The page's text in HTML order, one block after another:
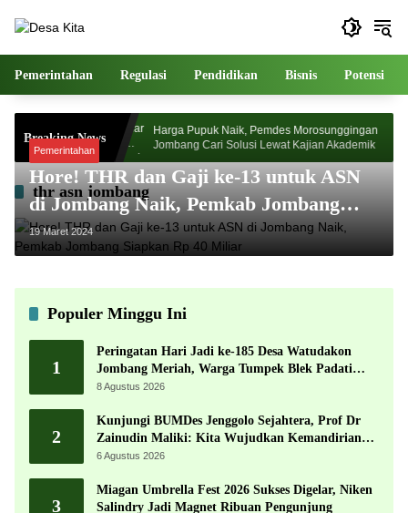
Pemerintahan Regulasi Pendidikan Bisnis Potensi
Breaking News
Watudakon
Blek Padati
Harga Pupuk Naik, Pemdes Morosunggingan
Jombang Cari Solusi Lewat Kajian Akademik
thr asn jombang
Pemerintahan
Hore! THR dan Gaji ke-13 untuk ASN
di Jombang Naik, Pemkab Jombang
Siapkan Rp 40 Miliar
19 Maret 2024
Populer Minggu Ini
1
Peringatan Hari Jadi ke-185 Desa Watudakon
Jombang Meriah, Warga Tumpek Blek Padati
Karnaval Budaya
8 Agustus 2026
2
Kunjungi BUMDes Jenggolo Sejahtera, Prof Dr
Zainudin Maliki: Kita Wujudkan Kemandirian
Ekonomi dengan Potensi Desa
6 Agustus 2026
3
Miagan Umbrella Fest 2026 Sukses Digelar, Niken
Salindry Jadi Magnet Ribuan Pengunjung